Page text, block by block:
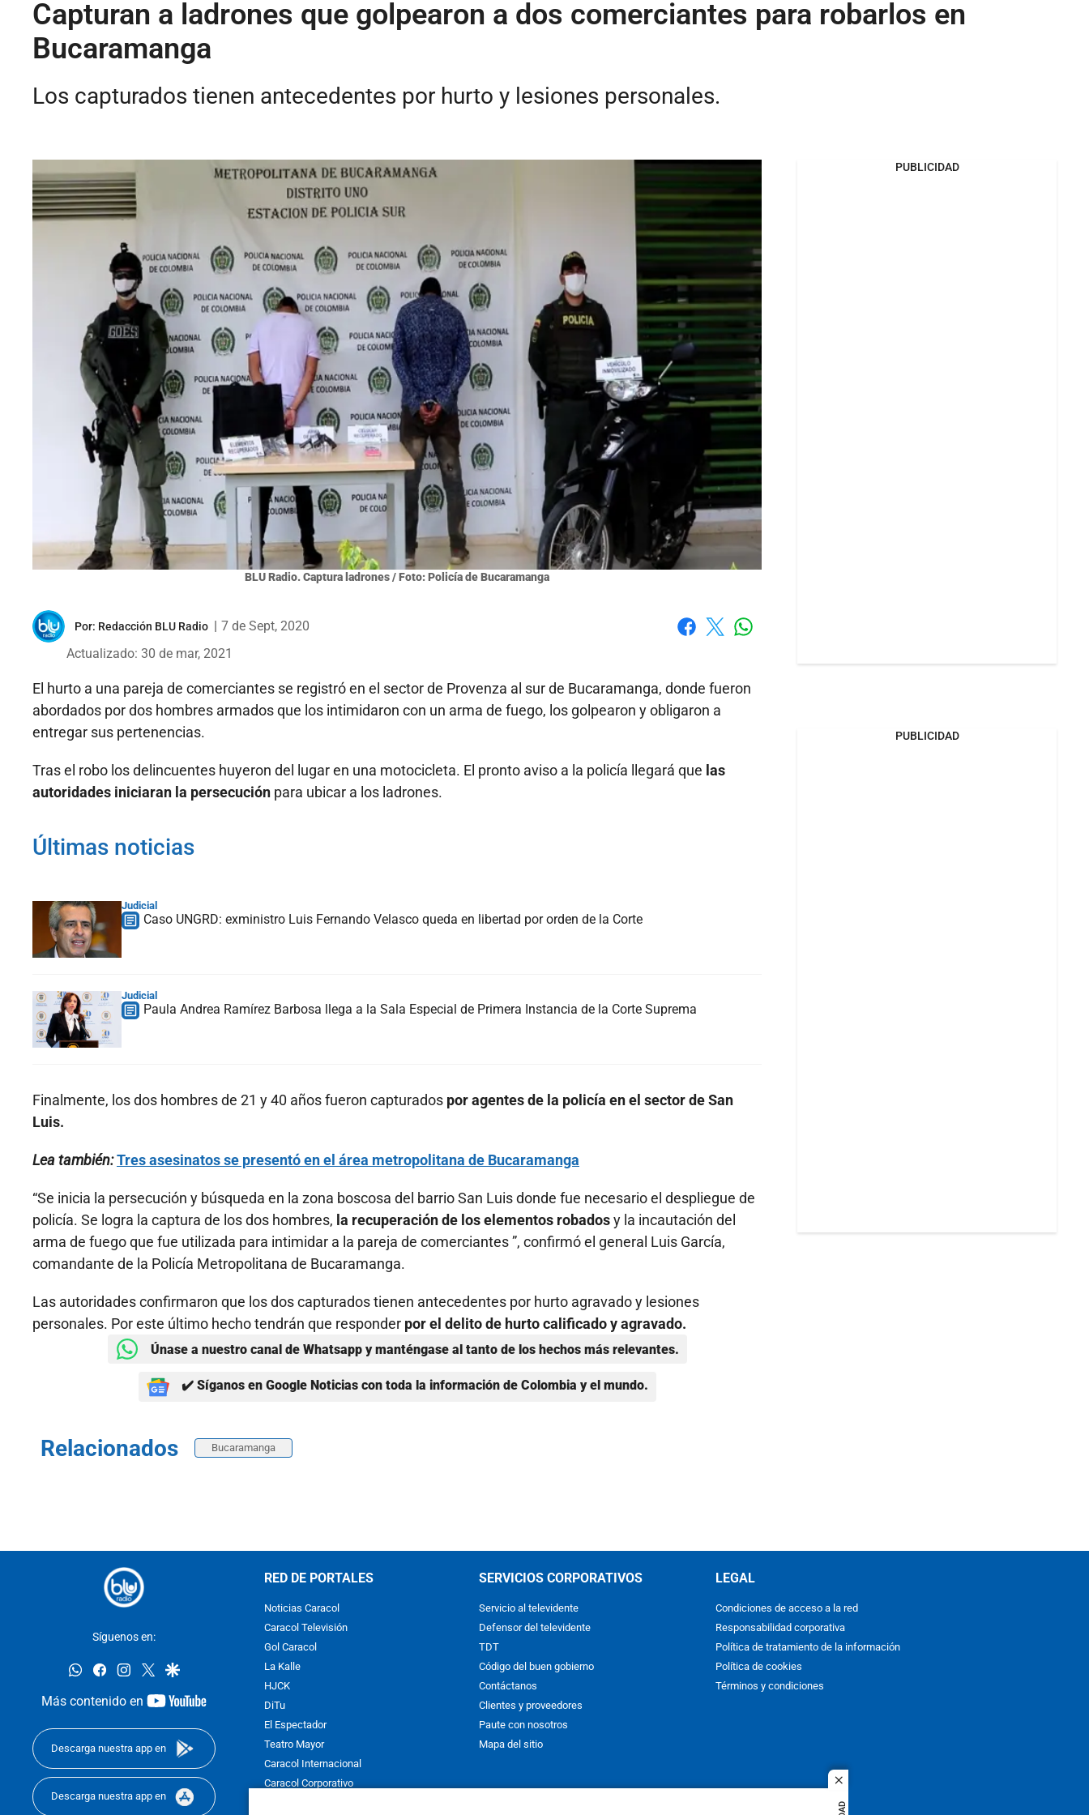
close
Capturan a ladrones que golpearon a dos comerciantes para robarlos en
Bucaramanga
Los capturados tienen antecedentes por hurto y lesiones personales.
BLU Radio. Captura ladrones / Foto: Policía de Bucaramanga
Por: Redacción BLU Radio
7 de Sept, 2020
Actualizado: 30 de mar, 2021
El hurto a una pareja de comerciantes se registró en el sector de Provenza al sur de Bucaramanga, donde fueron
abordados por dos hombres armados que los intimidaron con un arma de fuego, los golpearon y obligaron a
entregar sus pertenencias.
Tras el robo los delincuentes huyeron del lugar en una motocicleta. El pronto aviso a la policía llegará que las
autoridades iniciaran la persecución para ubicar a los ladrones.
Últimas noticias
Judicial
Caso UNGRD: exministro Luis Fernando Velasco queda en libertad por orden de la Corte
Judicial
Paula Andrea Ramírez Barbosa llega a la Sala Especial de Primera Instancia de la Corte Suprema
Finalmente, los dos hombres de 21 y 40 años fueron capturados por agentes de la policía en el sector de San
Luis.
Lea también:Tres asesinatos se presentó en el área metropolitana de Bucaramanga
“Se inicia la persecución y búsqueda en la zona boscosa del barrio San Luis donde fue necesario el despliegue de
policía. Se logra la captura de los dos hombres, la recuperación de los elementos robadosy la incautación del
arma de fuego que fue utilizada para intimidar a la pareja de comerciantes ”, confirmó el general Luis García,
comandante de la Policía Metropolitana de Bucaramanga.
Las autoridades confirmaron que los dos capturados tienen antecedentes por hurto agravado y lesiones
personales. Por este último hecho tendrán que responder por el delito de hurto calificado y agravado.
Únase a nuestro canal de Whatsapp y manténgase al tanto de los hechos más relevantes.
✔️ Síganos en Google Noticias con toda la información de Colombia y el mundo.
Relacionados Bucaramanga
PUBLICIDAD
PUBLICIDAD
Síguenos en:
whatsappfacebookinstagram
twittergoogle
Más contenido en
youtube-
Descarga nuestra app en
Descarga nuestra app en
RED DE PORTALES
Noticias Caracol
Caracol Televisión
Gol Caracol
La Kalle
HJCK
DiTu
El Espectador
Teatro Mayor
Caracol Internacional
Caracol Corporativo
SERVICIOS CORPORATIVOS
Servicio al televidente
Defensor del televidente
TDT
Código del buen gobierno
Contáctanos
Clientes y proveedores
Paute con nosotros
Mapa del sitio
LEGAL
Condiciones de acceso a la red
Responsabilidad corporativa
Política de tratamiento de la información
Política de cookies
Términos y condiciones